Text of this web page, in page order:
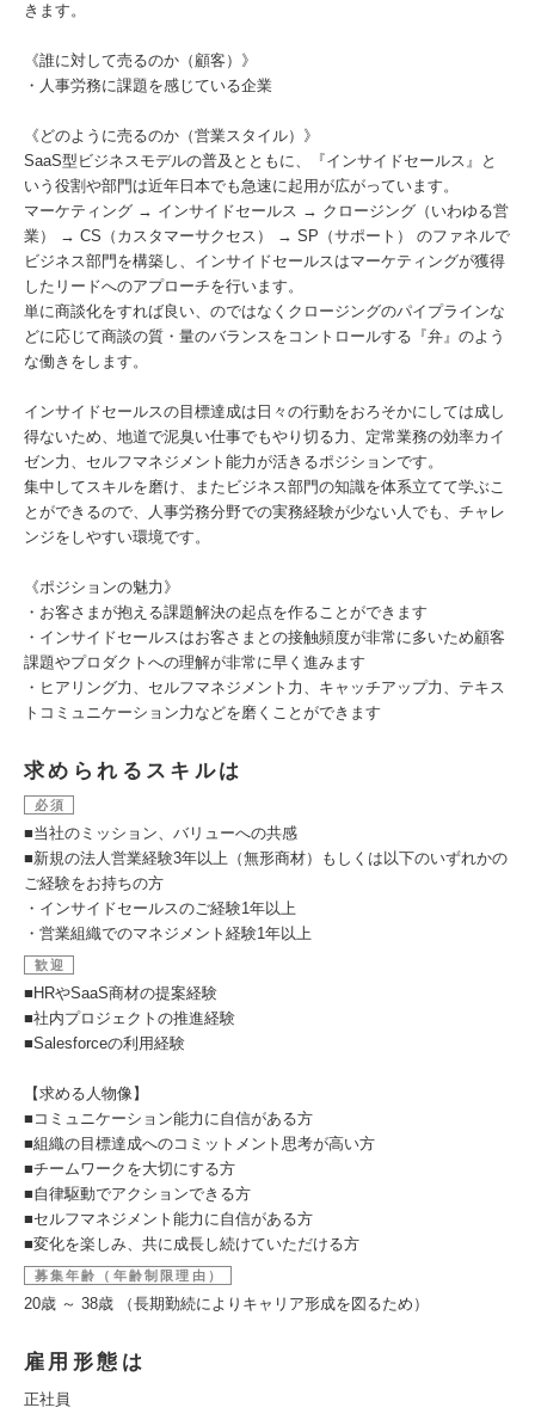
きます。
《誰に対して売るのか（顧客）》
・人事労務に課題を感じている企業
《どのように売るのか（営業スタイル）》
SaaS型ビジネスモデルの普及とともに、『インサイドセールス』と
いう役割や部門は近年日本でも急速に起用が広がっています。
マーケティング → インサイドセールス → クロージング（いわゆる営
業） → CS（カスタマーサクセス） → SP（サポート） のファネルで
ビジネス部門を構築し、インサイドセールスはマーケティングが獲得
したリードへのアプローチを行います。
単に商談化をすれば良い、のではなくクロージングのパイプラインな
どに応じて商談の質・量のバランスをコントロールする『弁』のよう
な働きをします。
インサイドセールスの目標達成は日々の行動をおろそかにしては成し
得ないため、地道で泥臭い仕事でもやり切る力、定常業務の効率カイ
ゼン力、セルフマネジメント能力が活きるポジションです。
集中してスキルを磨け、またビジネス部門の知識を体系立てて学ぶこ
とができるので、人事労務分野での実務経験が少ない人でも、チャレ
ンジをしやすい環境です。
《ポジションの魅力》
・お客さまが抱える課題解決の起点を作ることができます
・インサイドセールスはお客さまとの接触頻度が非常に多いため顧客
課題やプロダクトへの理解が非常に早く進みます
・ヒアリング力、セルフマネジメント力、キャッチアップ力、テキス
トコミュニケーション力などを磨くことができます
求められるスキルは
必須
■当社のミッション、バリューへの共感
■新規の法人営業経験3年以上（無形商材）もしくは以下のいずれかの
ご経験をお持ちの方
・インサイドセールスのご経験1年以上
・営業組織でのマネジメント経験1年以上
歓迎
■HRやSaaS商材の提案経験
■社内プロジェクトの推進経験
■Salesforceの利用経験
【求める人物像】
■コミュニケーション能力に自信がある方
■組織の目標達成へのコミットメント思考が高い方
■チームワークを大切にする方
■自律駆動でアクションできる方
■セルフマネジメント能力に自信がある方
■変化を楽しみ、共に成長し続けていただける方
募集年齢（年齢制限理由）
20歳 ～ 38歳 （長期勤続によりキャリア形成を図るため）
雇用形態は
正社員